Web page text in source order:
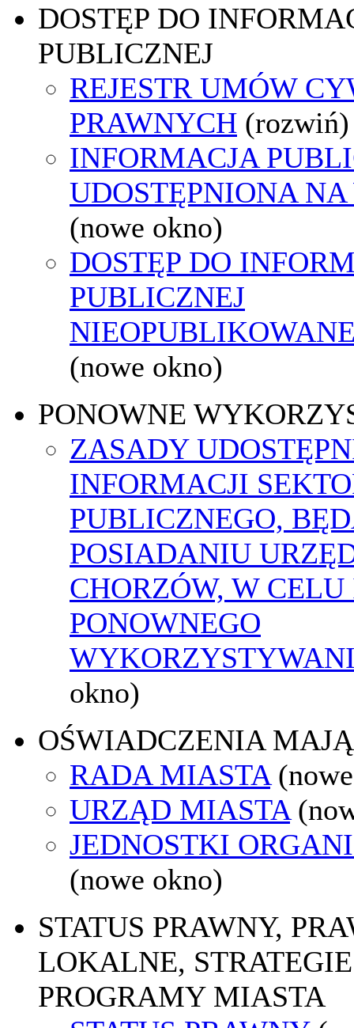
DOSTĘP DO
PUBLICZNEJ
REJESTR UMÓW
PRAWNYCH (rozwiń)
INFORMACJA
UDOSTĘPNIONA
(nowe okno)
DOSTĘP DO
PUBLICZNEJ
(nowe okno)
PONOWNE
ZASADY
INFORMACJI
PUBLICZNEGO,
POSIADANIU
CHORZÓW, W
PONOWNEGO
okno)
OŚWIADCZENIA
RADA MIASTA
URZĄD MIASTA
JEDNOSTKI
(nowe okno)
STATUS PRAWNY,
LOKALNE,
PROGRAMY MIASTA